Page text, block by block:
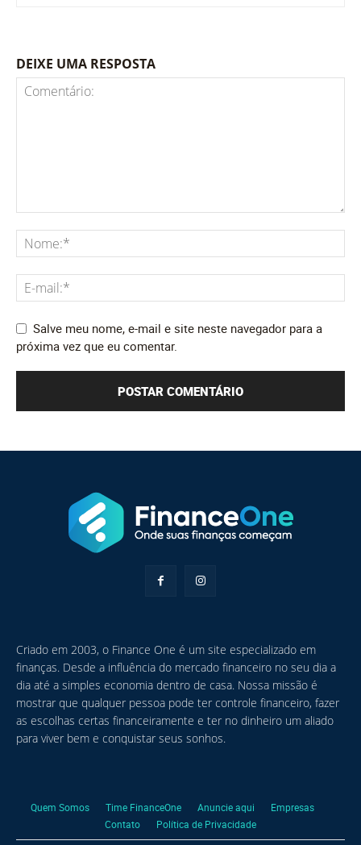
DEIXE UMA RESPOSTA
Salve meu nome, e-mail e site neste navegador para a
próxima vez que eu comentar.
Criado em 2003, o Finance One é um site especializado em
finanças. Desde a influência do mercado financeiro no seu dia a
dia até a simples economia dentro de casa. Nossa missão é
mostrar que qualquer pessoa pode ter controle financeiro, fazer
as escolhas certas financeiramente e ter no dinheiro um aliado
para viver bem e conquistar seus sonhos.
Quem Somos Time FinanceOne Anuncie aqui
Empresas
Contato
Política de Privacidade